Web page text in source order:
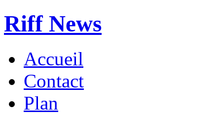
Riff News
Accueil
Contact
Plan